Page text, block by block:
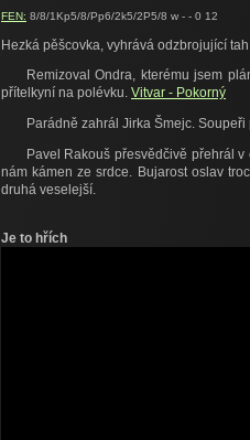
FEN: 8/8/1Kp5/8/Pp6/2k5/2P5/8 w - - 0 12
Hezká pěšcovka, vyhrává odzbrojující
Remizoval Ondra, kterému jsem
přítelkyní na polévku. Vitvar - Pokorný
Parádně zahrál Jirka Šmejc.
Pavel Rakouš přesvědčivě přehrál
nám kámen ze srdce. Bujarost oslav
druhá veselejší.
Je to hřích